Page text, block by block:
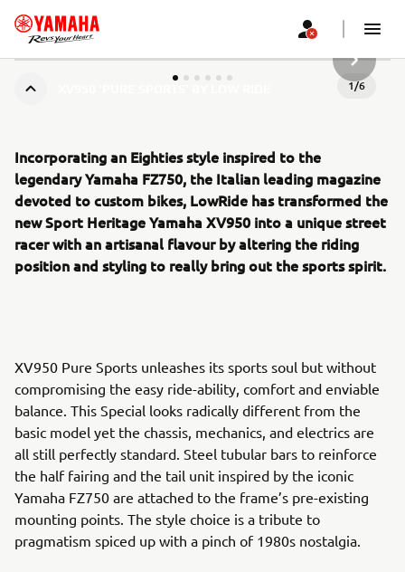
1/6
Incorporating an Eighties style inspired to the
legendary Yamaha FZ750, the Italian leading magazine
devoted to custom bikes, LowRide has transformed the
new Sport Heritage Yamaha XV950 into a unique street
racer with an artisanal flavour by altering the riding
position and styling to really bring out the sports spirit.
XV950 Pure Sports unleashes its sports soul but without
compromising the easy ride-ability, comfort and enviable
balance. This Special looks radically different from the
basic model yet the chassis, mechanics, and electrics are
all still perfectly standard. Steel tubular bars to reinforce
the half fairing and the tail unit inspired by the iconic
Yamaha FZ750 are attached to the frame’s pre-existing
mounting points. The style choice is a tribute to
pragmatism spiced up with a pinch of 1980s nostalgia.